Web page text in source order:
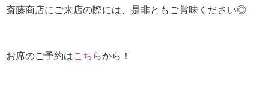
斎藤商店にご来店の際には、是非ともご賞味ください◎
お席のご予約はこちらから！